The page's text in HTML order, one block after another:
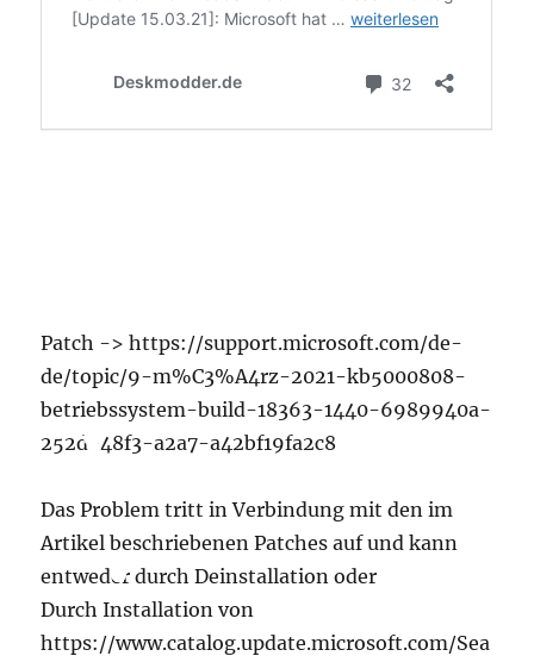
Patch -> https://support.microsoft.com/de-
de/topic/9-m%C3%A4rz-2021-kb5000808-
betriebssystem-build-18363-1440-6989940a-
252d-48f3-a2a7-a42bf19fa2c8
Das Problem tritt in Verbindung mit den im
Artikel beschriebenen Patches auf und kann
entweder durch Deinstallation oder
Durch Installation von
https://www.catalog.update.microsoft.com/Sea